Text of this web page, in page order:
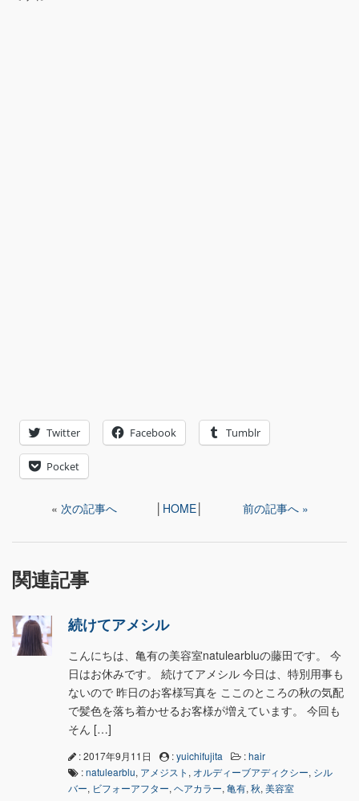
Twitter Facebook Tumblr
Pocket
« 次の記事へ HOME 前の記事へ »
関連記事
続けてアメシル
こんにちは、亀有の美容室natulearbluの藤田です。 今
日はお休みです。 続けてアメシル 今日は、特別用事も
ないので 昨日のお客様写真を ここのところの秋の気配
で髪色を落ち着かせるお客様が増えています。 今回も
そん […]
: 2017年9月11日 :yuichifujita :hair
:natulearblu, アメジスト , オルディーブアディクシー, シル
バー, ビフォーアフター, ヘアカラー, 亀有, 秋, 美容室